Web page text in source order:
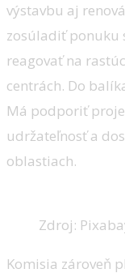
výstavbu aj
zosúladiť ponuku
reagovať na
centrách. Do
Má podporiť
udržateľnosť a
oblastiach.
Zdroj:
Komisia zároveň